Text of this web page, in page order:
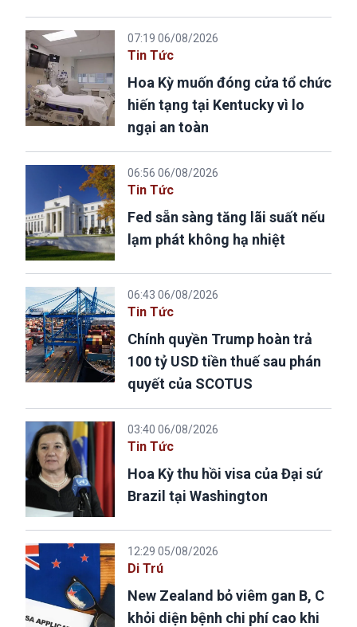
07:19 06/08/2026
Tin Tức
Hoa Kỳ muốn đóng cửa tổ chức
hiến tạng tại Kentucky vì lo
ngại an toàn
06:56 06/08/2026
Tin Tức
Fed sẵn sàng tăng lãi suất nếu
lạm phát không hạ nhiệt
06:43 06/08/2026
Tin Tức
Chính quyền Trump hoàn trả
100 tỷ USD tiền thuế sau phán
quyết của SCOTUS
03:40 06/08/2026
Tin Tức
Hoa Kỳ thu hồi visa của Đại sứ
Brazil tại Washington
12:29 05/08/2026
Di Trú
New Zealand bỏ viêm gan B, C
khỏi diện bệnh chi phí cao khi